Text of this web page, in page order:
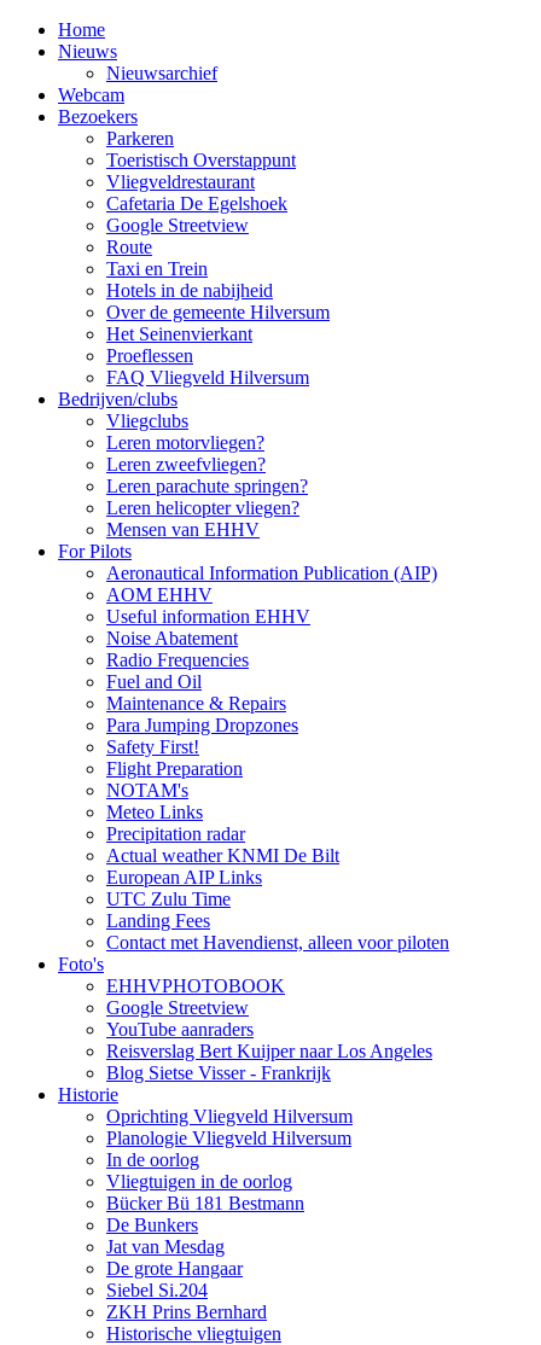
Home
Nieuws
Nieuwsarchief
Webcam
Bezoekers
Parkeren
Toeristisch Overstappunt
Vliegveldrestaurant
Cafetaria De Egelshoek
Google Streetview
Route
Taxi en Trein
Hotels in de nabijheid
Over de gemeente Hilversum
Het Seinenvierkant
Proeflessen
FAQ Vliegveld Hilversum
Bedrijven/clubs
Vliegclubs
Leren motorvliegen?
Leren zweefvliegen?
Leren parachute springen?
Leren helicopter vliegen?
Mensen van EHHV
For Pilots
Aeronautical Information Publication (AIP)
AOM EHHV
Useful information EHHV
Noise Abatement
Radio Frequencies
Fuel and Oil
Maintenance & Repairs
Para Jumping Dropzones
Safety First!
Flight Preparation
NOTAM's
Meteo Links
Precipitation radar
Actual weather KNMI De Bilt
European AIP Links
UTC Zulu Time
Landing Fees
Contact met Havendienst, alleen voor piloten
Foto's
EHHVPHOTOBOOK
Google Streetview
YouTube aanraders
Reisverslag Bert Kuijper naar Los Angeles
Blog Sietse Visser - Frankrijk
Historie
Oprichting Vliegveld Hilversum
Planologie Vliegveld Hilversum
In de oorlog
Vliegtuigen in de oorlog
Bücker Bü 181 Bestmann
De Bunkers
Jat van Mesdag
De grote Hangaar
Siebel Si.204
ZKH Prins Bernhard
Historische vliegtuigen